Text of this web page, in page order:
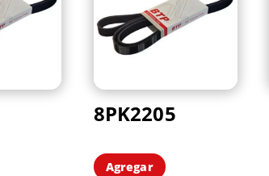
8PK2205
Agregar